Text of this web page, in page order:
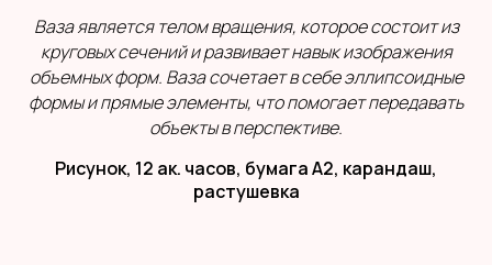
Ваза является телом вращения, которое состоит из
круговых сечений и развивает навык изображения
объемных форм. Ваза сочетает в себе эллипсоидные
формы и прямые элементы, что помогает передавать
объекты в перспективе.
Рисунок, 12 ак. часов, бумага А2, карандаш,
растушевка